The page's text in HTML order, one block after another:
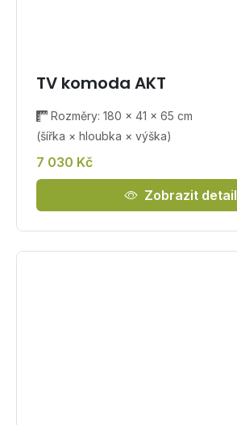
TV komoda AKT
Rozměry: 180 × 41 × 65 cm
(šířka × hloubka × výška)
7 030 Kč
Zobrazit detail